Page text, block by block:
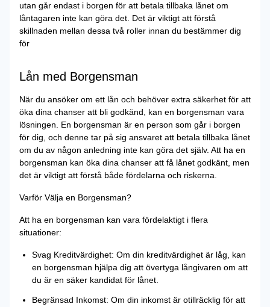
utan går endast i borgen för att betala tillbaka lånet om
låntagaren inte kan göra det. Det är viktigt att förstå
skillnaden mellan dessa två roller innan du bestämmer dig
för
Lån med Borgensman
När du ansöker om ett lån och behöver extra säkerhet för att
öka dina chanser att bli godkänd, kan en borgensman vara
lösningen. En borgensman är en person som går i borgen
för dig, och denne tar på sig ansvaret att betala tillbaka lånet
om du av någon anledning inte kan göra det själv. Att ha en
borgensman kan öka dina chanser att få lånet godkänt, men
det är viktigt att förstå både fördelarna och riskerna.
Varför Välja en Borgensman?
Att ha en borgensman kan vara fördelaktigt i flera
situationer:
Svag Kreditvärdighet: Om din kreditvärdighet är låg, kan
en borgensman hjälpa dig att övertyga långivaren om att
du är en säker kandidat för lånet.
Begränsad Inkomst: Om din inkomst är otillräcklig för att